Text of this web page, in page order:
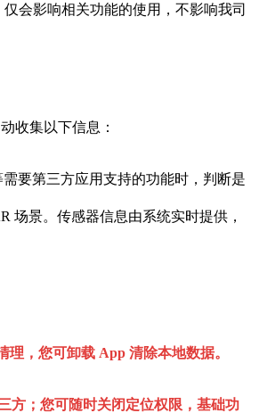
会影响相关功能的使用，不影响我司
收集以下信息：
要第三方应用支持的功能时，判断是
场景。传感器信息由系统实时提供，
，您可卸载 App 清除本地数据。
方；您可随时关闭定位权限，基础功